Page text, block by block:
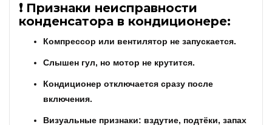
❗ Признаки неисправности
конденсатора в кондиционере:
Компрессор или вентилятор не запускается.
Слышен гул, но мотор не крутится.
Кондиционер отключается сразу после
включения.
Визуальные признаки: вздутие, подтёки, запах